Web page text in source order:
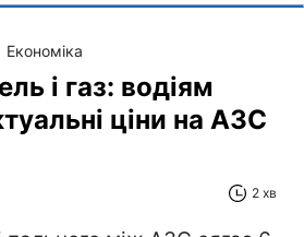
Економіка
і газ: водіям
ціни на АЗС
2 хв